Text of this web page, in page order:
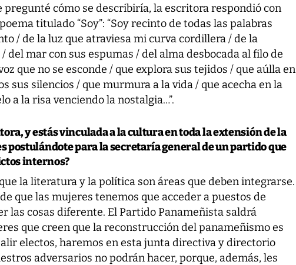
pregunté cómo se describiría, la escritora respondió con
titulado “Soy”: “Soy recinto de todas las palabras
/ de la luz que atraviesa mi curva cordillera / de la
del mar con sus espumas / del alma desbocada al filo de
que no se esconde / que explora sus tejidos / que aúlla en
sus silencios / que murmura a la vida / que acecha en la
a la risa venciendo la nostalgia…”.
y estás vinculada a la cultura en toda la extensión de la
postulándote para la secretaría general de un partido que
internos?
la literatura y la política son áreas que deben integrarse.
que las mujeres tenemos que acceder a puestos de
las cosas diferente. El Partido Panameñista saldrá
que creen que la reconstrucción del panameñismo es
electos, haremos en esta junta directiva y directorio
adversarios no podrán hacer, porque, además, les